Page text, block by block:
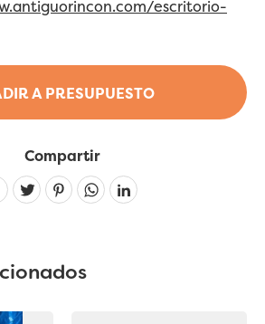
A PRESUPUESTO
escritorio-
Compartir
Linkedin